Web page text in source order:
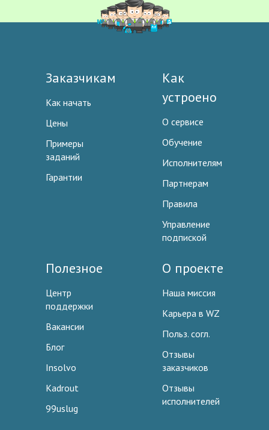
Заказчикам
Как начать
Цены
Примеры
заданий
Гарантии
Как
устроено
О сервисе
Обучение
Исполнителям
Партнерам
Правила
Управление
подпиской
Полезное
Центр
поддержки
Вакансии
Блог
Insolvo
Kadrout
99uslug
О проекте
Наша миссия
Карьера в WZ
Польз. согл.
Отзывы
заказчиков
Отзывы
исполнителей